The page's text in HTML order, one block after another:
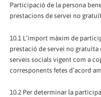
Participació de la persona
prestacions de servei no
10.1 L’import màxim de
prestació de servei no gratuïta
serveis socials vigent com a
corresponents fetes d’acord
10.2 Per determinar la